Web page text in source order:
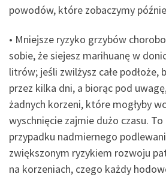
powodów, które zobaczymy
• Mniejsze ryzyko grzybów
sobie, że siejesz marihuanę w
litrów; jeśli zwilżysz całe podłoże,
przez kilka dni, a biorąc pod
żadnych korzeni, które mogłyby
wyschnięcie zajmie dużo czasu. To
przypadku nadmiernego
zwiększonym ryzykiem rozwoju
na korzeniach, czego każdy